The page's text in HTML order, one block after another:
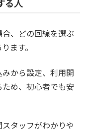
る人
、どの回線を選ぶ
ます。
から設定、利用開
め、初心者でも安
タッフがわかりや